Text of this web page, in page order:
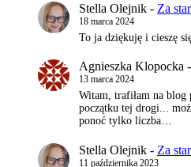
Stella Olejnik - Za
18 marca 2024
To ja dziękuję i cieszę
Agnieszka Klopocka -
13 marca 2024
Witam, trafiłam na blog
początku tej drogi...
ponoć tylko liczba…
Stella Olejnik - Za
11 października 2023